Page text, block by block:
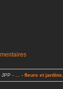
JPP - - fleurs et jardins